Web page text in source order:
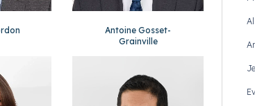
Antoine Gosset-
Grainville